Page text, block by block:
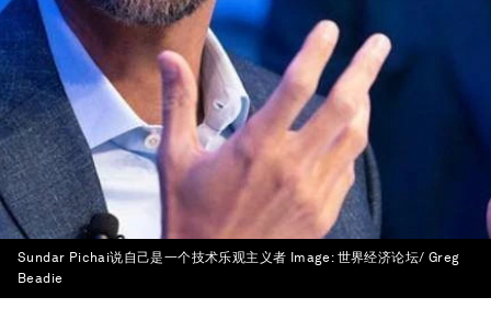
Sundar Pichai说自己是一个技术乐观主义者 Image: 世界经济论坛/ Greg
Beadie